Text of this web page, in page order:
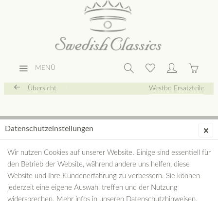
MENÜ
Übersicht Westbo Ersatzteile
Datenschutzeinstellungen
Wir nutzen Cookies auf unserer Website. Einige sind essentiell für
den Betrieb der Website, während andere uns helfen, diese
Website und Ihre Kundenerfahrung zu verbessern. Sie können
jederzeit eine eigene Auswahl treffen und der Nutzung
widersprechen. Mehr infos in unseren Datenschutzhinweisen.